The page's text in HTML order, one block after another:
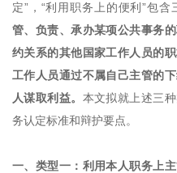
定”，“利用职务上的便利”包含
管、负责、承办某项公共事务的
约关系的其他国家工作人员的职
工作人员通过不属自己主管的
人谋取利益。 本文拟就上述三
务认定标准和辩护要点。
一、类型一：利用本人职务上